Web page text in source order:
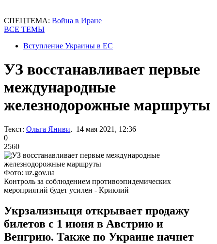
СПЕЦТЕМА: Война в Иране
ВСЕ ТЕМЫ
Вступление Украины в ЕС
УЗ восстанавливает первые
международные
железнодорожные маршруты
Текст: Ольга Яниви, 14 мая 2021, 12:36
0
2560
Фото: uz.gov.ua
Контроль за соблюдением противоэпидемических
мероприятий будет усилен - Криклий
Укрзализныця открывает продажу
билетов с 1 июня в Австрию и
Венгрию. Также по Украине начнет